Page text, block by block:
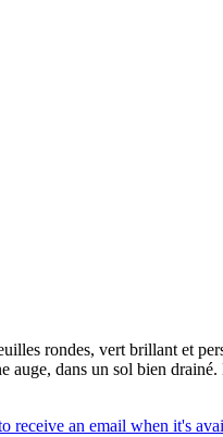
rondes, vert brillant et
dans un sol bien
receive an email when it's